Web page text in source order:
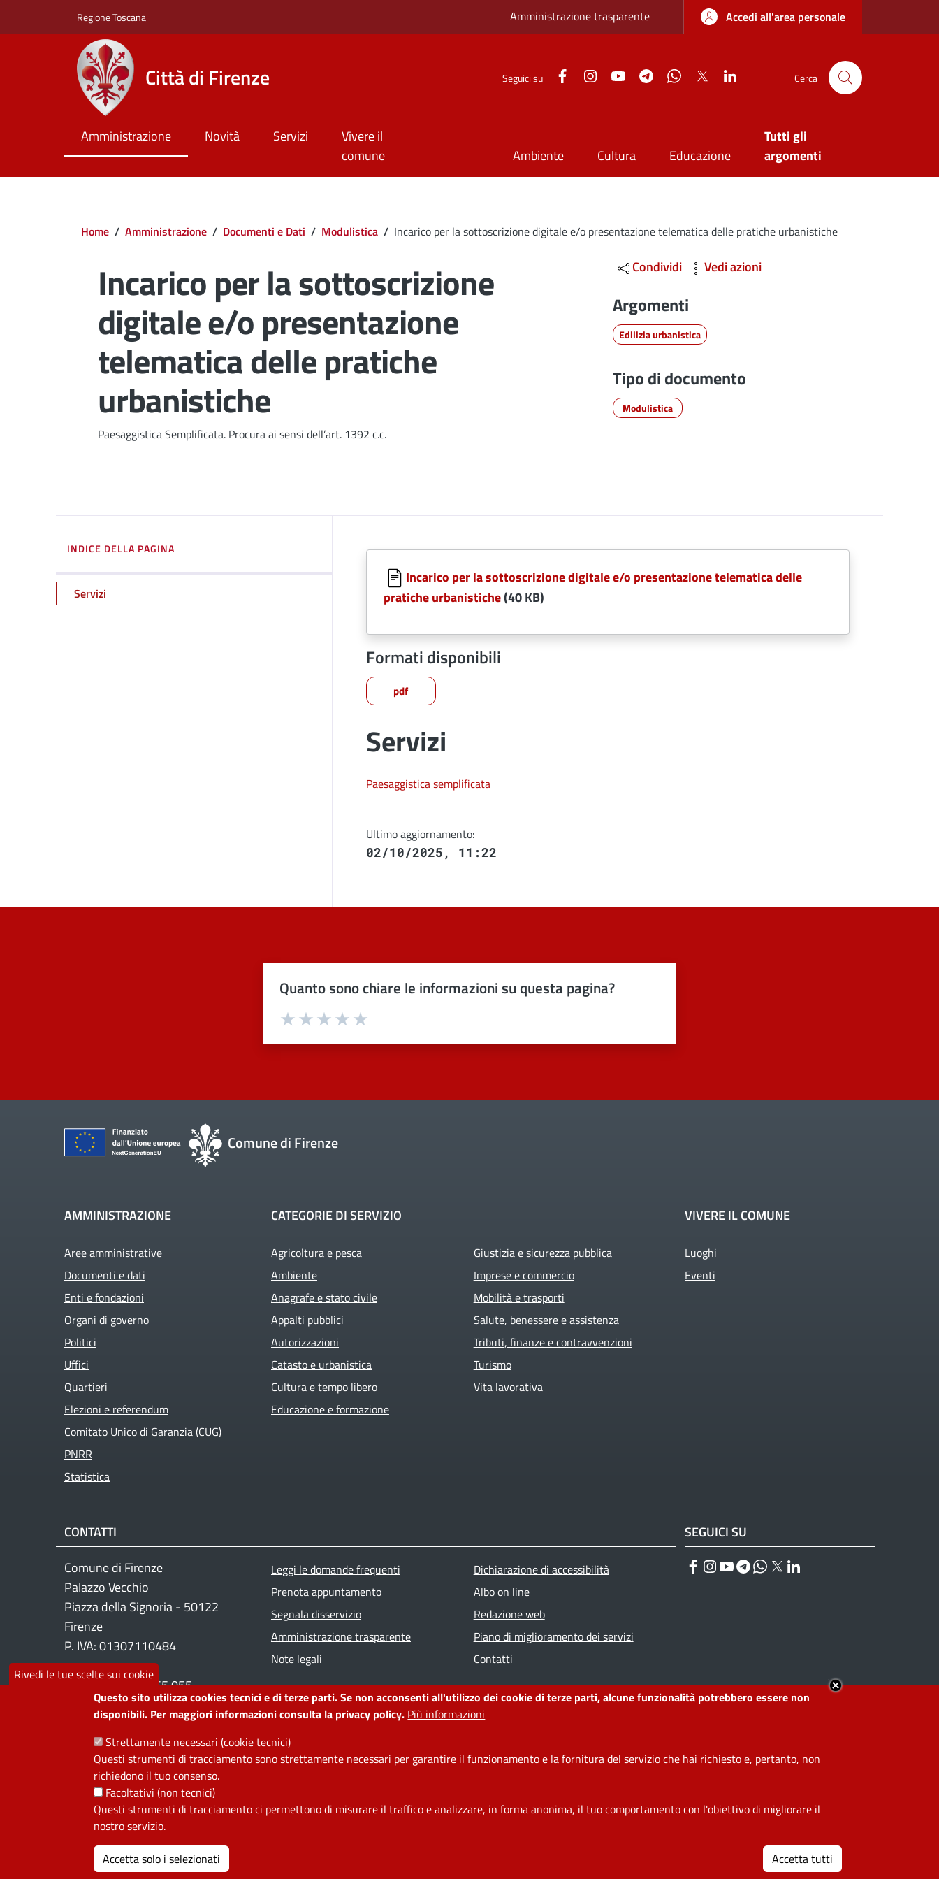
Rivedi le tue scelte sui cookie
Questo sito utilizza cookies tecnici e di terze parti. Se non acconsenti all'utilizzo dei cookie di terze parti, alcune funzionalità potrebbero essere non
disponibili. Per maggiori informazioni consulta la privacy policy. Più informazioni
Strettamente necessari (cookie tecnici)
Questi strumenti di tracciamento sono strettamente necessari per garantire il funzionamento e la fornitura del servizio che hai richiesto e, pertanto, non
richiedono il tuo consenso.
Facoltativi (non tecnici)
Questi strumenti di tracciamento ci permettono di misurare il traffico e analizzare, in forma anonima, il tuo comportamento con l'obiettivo di migliorare il
nostro servizio.
Accetta solo i selezionati
Accetta tutti
Regione Toscana Zona superiore sottile
Amministrazione trasparente Accedi all'area personale
Città di Firenze Seguici su FacebookInstagramYouTubeTelegramWhatsApp
Twitter Cerca
Amministrazione Novità Servizi
Vivere il
comune
Ambiente Cultura Educazione
Tutti gli
argomenti
Briciole di pane
Home / Amministrazione / Documenti e Dati / Modulistica / Incarico per la sottoscrizione digitale e/o presentazione telematica delle pratiche urbanistiche
Incarico per la sottoscrizione
digitale e/o presentazione
telematica delle pratiche
urbanistiche
Dettagli
Paesaggistica Semplificata. Procura ai sensi dell’art. 1392 c.c.
Condividi Vedi azioni
Argomenti
Edilizia urbanistica
Tipo di documento
Modulistica
INDICE DELLA PAGINA
Servizi
Incarico per la sottoscrizione digitale e/o presentazione telematica delle
pratiche urbanistiche(40 KB)
Formati disponibili
pdf
Servizi
Paesaggistica semplificata
Ultimo aggiornamento:
02/10/2025, 11:22
Quanto sono chiare le informazioni su questa pagina?
Valuta 4 stelle su 5
Valuta 3 stelle su 5
Valuta 2 stelle su 5
Valuta 1 stelle su 5
Comune di Firenze
AMMINISTRAZIONE
Aree amministrative
Documenti e dati
Enti e fondazioni
Organi di governo
Politici
Uffici
Quartieri
Elezioni e referendum
Comitato Unico di Garanzia (CUG)
PNRR
Statistica
CATEGORIE DI SERVIZIO
Agricoltura e pesca
Ambiente
Anagrafe e stato civile
Appalti pubblici
Autorizzazioni
Catasto e urbanistica
Cultura e tempo libero
Educazione e formazione
Giustizia e sicurezza pubblica
Imprese e commercio
Mobilità e trasporti
Salute, benessere e assistenza
Tributi, finanze e contravvenzioni
Turismo
Vita lavorativa
VIVERE IL COMUNE
Luoghi
Eventi
CONTATTI
Comune di Firenze
Palazzo Vecchio
Piazza della Signoria - 50122
Firenze
P. IVA: 01307110484
Contact center: 055 055
Footer menu
Leggi le domande frequenti
Prenota appuntamento
Segnala disservizio
Amministrazione trasparente
Note legali
Dichiarazione di accessibilità
Albo on line
Redazione web
Piano di miglioramento dei servizi
Contatti
SEGUICI SU
Facebook
Instagram
YouTube
Telegram
WhatsApp
Twitter
PRIVACY
Useful links section
La Privacy nel Comune
PRIVACY